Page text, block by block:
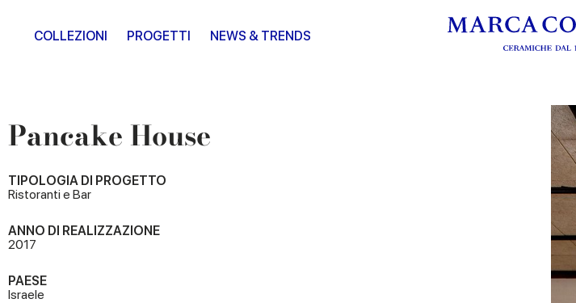
COLLEZIONI PROGETTI NEWS & TRENDS
Pancake House
TIPOLOGIA DI PROGETTO
Ristoranti e Bar
ANNO DI REALIZZAZIONE
2017
PAESE
Israele